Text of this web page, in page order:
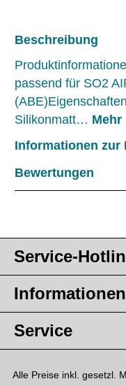
Beschreibung
passend für SO2
Silikonmatt… Mehr
Informationen
Bewertungen
Service-
Informationen
Service
Alle Preise inkl. gesetzl.